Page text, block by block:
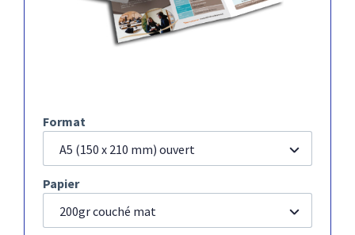
Format
A5 (150 x 210 mm) ouvert
Papier
200gr couché mat